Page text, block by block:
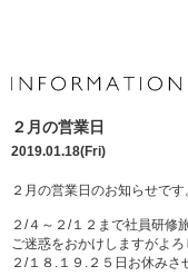
２月の営業日
2019.01.18(Fri)
２月の営業日のお知らせです
２/４～２/１２まで社員研修
ご迷惑をおかけしますがよろ
２/１８.１９.２５日お休みさ